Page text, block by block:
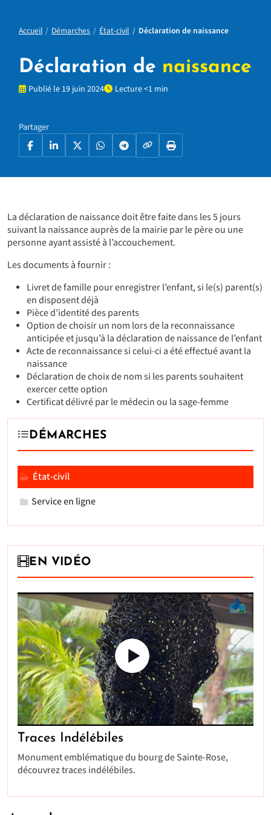
Accueil Démarches État-civil Déclaration de naissance
Déclaration de naissance
Publié le 19 juin 2024 Lecture <1 min
Partager
FacebookLinkedIn
X WhatsAppTelegramCopier le lien
Imprimer la page
La déclaration de naissance doit être faite dans les 5 jours
suivant la naissance auprès de la mairie par le père ou une
personne ayant assisté à l’accouchement.
Les documents à fournir :
Livret de famille pour enregistrer l’enfant, si le(s) parent(s)
en disposent déjà
Pièce d’identité des parents
Option de choisir un nom lors de la reconnaissance
anticipée et jusqu’à la déclaration de naissance de l’enfant
Acte de reconnaissance si celui-ci a été effectué avant la
naissance
Déclaration de choix de nom si les parents souhaitent
exercer cette option
Certificat délivré par le médecin ou la sage-femme
DÉMARCHES
État-civil
Service en ligne
EN VIDÉO
Traces Indélébiles
Monument emblématique du bourg de Sainte-Rose,
découvrez traces indélébiles.